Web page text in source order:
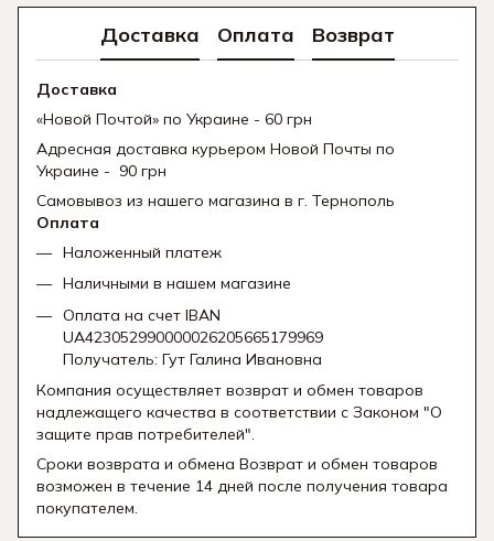
Доставка Оплата Возврат
Доставка
«Новой Почтой» по Украине - 60 грн
Адресная доставка курьером Новой Почты по
Украине - 90 грн
Самовывоз из нашего магазина в г. Тернополь
Оплата
Наложенный платеж
Наличными в нашем магазине
Оплата на счет IBAN
UA423052990000026205665179969
Получатель: Гут Галина Ивановна
Компания осуществляет возврат и обмен товаров
надлежащего качества в соответствии с Законом "О
защите прав потребителей".
Сроки возврата и обмена Возврат и обмен товаров
возможен в течение 14 дней после получения товара
покупателем.